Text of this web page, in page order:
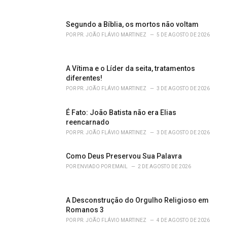
Segundo a Bíblia, os mortos não voltam
POR PR. JOÃO FLÁVIO MARTINEZ 5 DE AGOSTO DE 2026
A Vítima e o Líder da seita, tratamentos
diferentes!
POR PR. JOÃO FLÁVIO MARTINEZ 3 DE AGOSTO DE 2026
É Fato: João Batista não era Elias
reencarnado
POR PR. JOÃO FLÁVIO MARTINEZ 3 DE AGOSTO DE 2026
Como Deus Preservou Sua Palavra
POR ENVIADO POR EMAIL 2 DE AGOSTO DE 2026
A Desconstrução do Orgulho Religioso em
Romanos 3
POR PR. JOÃO FLÁVIO MARTINEZ 4 DE AGOSTO DE 2026